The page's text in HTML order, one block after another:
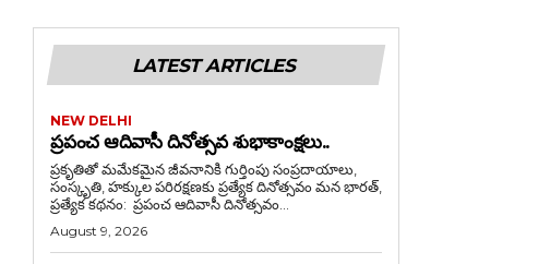
LATEST ARTICLES
NEW DELHI
ప్రపంచ ఆదివాసీ దినోత్సవ శుభాకాంక్షలు..
ప్రకృతితో మమేకమైన జీవనానికి గుర్తింపు సంప్రదాయాలు,
సంస్కృతి, హక్కుల పరిరక్షణకు ప్రత్యేక దినోత్సవం మన భారత్,
ప్రత్యేక కథనం: ప్రపంచ ఆదివాసీ దినోత్సవం...
August 9, 2026